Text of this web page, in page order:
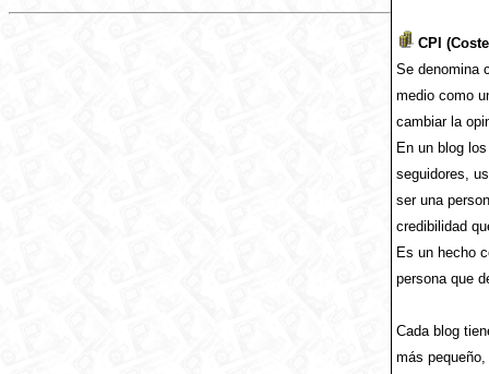
CPI
Se denomina
medio como
cambiar la
En un blog
seguidores,
ser una
credibilidad
Es un hecho
persona que
Cada blog
más